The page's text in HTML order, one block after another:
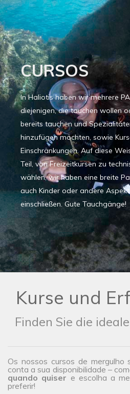
CURSOS
In Haliotis haben wir mehrere
diejenigen, die tauchen wollen
bereits tauchen und
hinzufügen möchten, sowie
Einschränkungen. Auf diese
Teil, von Freizeitkursen zu
wählen, wir haben eine breite
auch Kinder oder andere
einschließen. Gute Tauchgänge!
Kurse und
Finden Sie die
Os nossos cursos de mergulho
conta a sua disponibilidade –
quando quiser e escolha a
preferir!